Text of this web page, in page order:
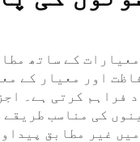
کے ساتھ
اور معیار کے
فراہم کرتی ہے۔
کی مناسب
غیر مطابق